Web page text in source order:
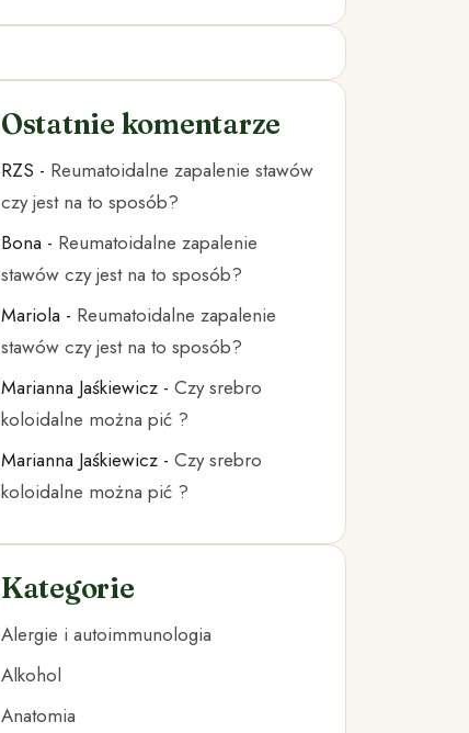
Ostatnie komentarze
RZS - Reumatoidalne zapalenie stawów
czy jest na to sposób?
Bona - Reumatoidalne zapalenie
stawów czy jest na to sposób?
Mariola - Reumatoidalne zapalenie
stawów czy jest na to sposób?
Marianna Jaśkiewicz - Czy srebro
koloidalne można pić ?
Marianna Jaśkiewicz - Czy srebro
koloidalne można pić ?
Kategorie
Alergie i autoimmunologia
Alkohol
Anatomia